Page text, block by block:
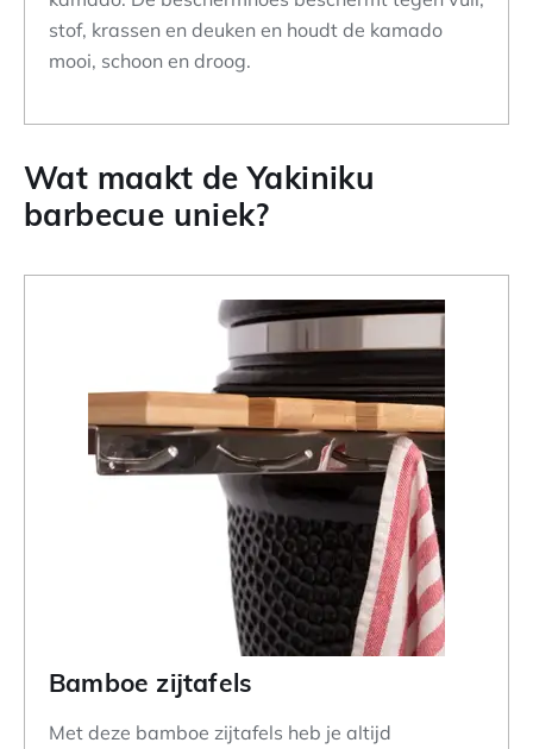
stof, krassen en deuken en houdt de kamado
mooi, schoon en droog.
Wat maakt de Yakiniku
barbecue uniek?
Bamboe zijtafels
Met deze bamboe zijtafels heb je altijd